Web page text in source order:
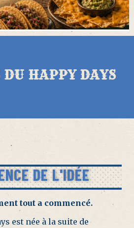
DU HAPPY DAYS
DE L'IDÉE
tout a commencé.
est née à la suite de